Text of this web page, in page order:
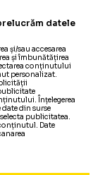
datele
și/sau accesarea
și îmbunătățirea
conținutului
personalizat.
Înțelegerea
din surse
publicitatea.
Date